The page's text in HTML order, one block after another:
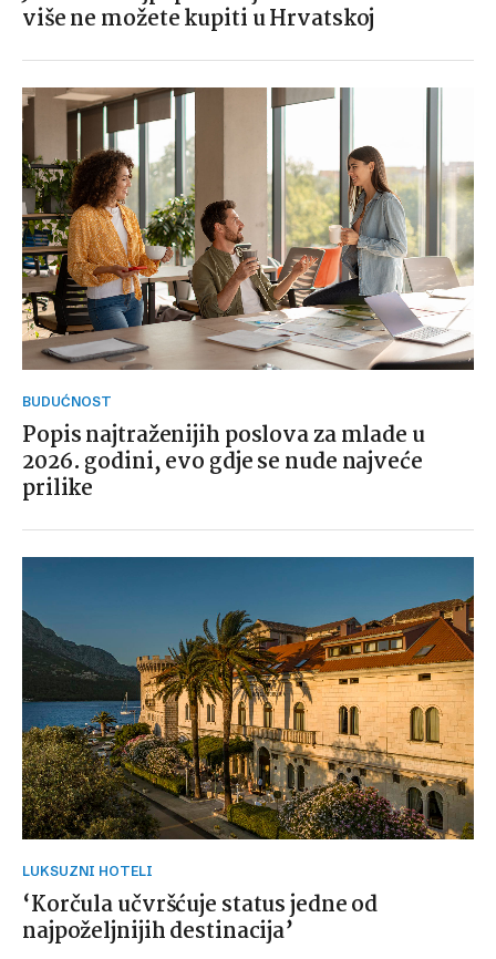
više ne možete kupiti u Hrvatskoj
BUDUĆNOST
Popis najtraženijih poslova za mlade u
2026. godini, evo gdje se nude najveće
prilike
LUKSUZNI HOTELI
‘Korčula učvršćuje status jedne od
najpoželjnijih destinacija’